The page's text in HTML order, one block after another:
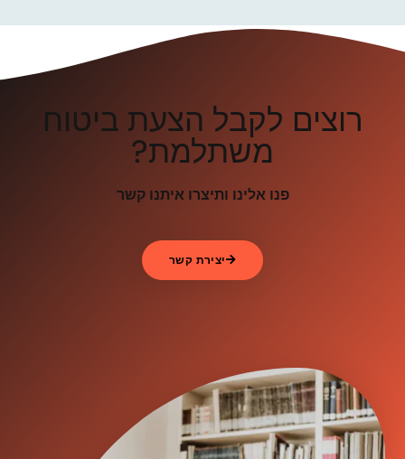
רוצים לקבל הצעת ביטוח
משתלמת?
פנו אלינו ותיצרו איתנו קשר
יצירת קשר